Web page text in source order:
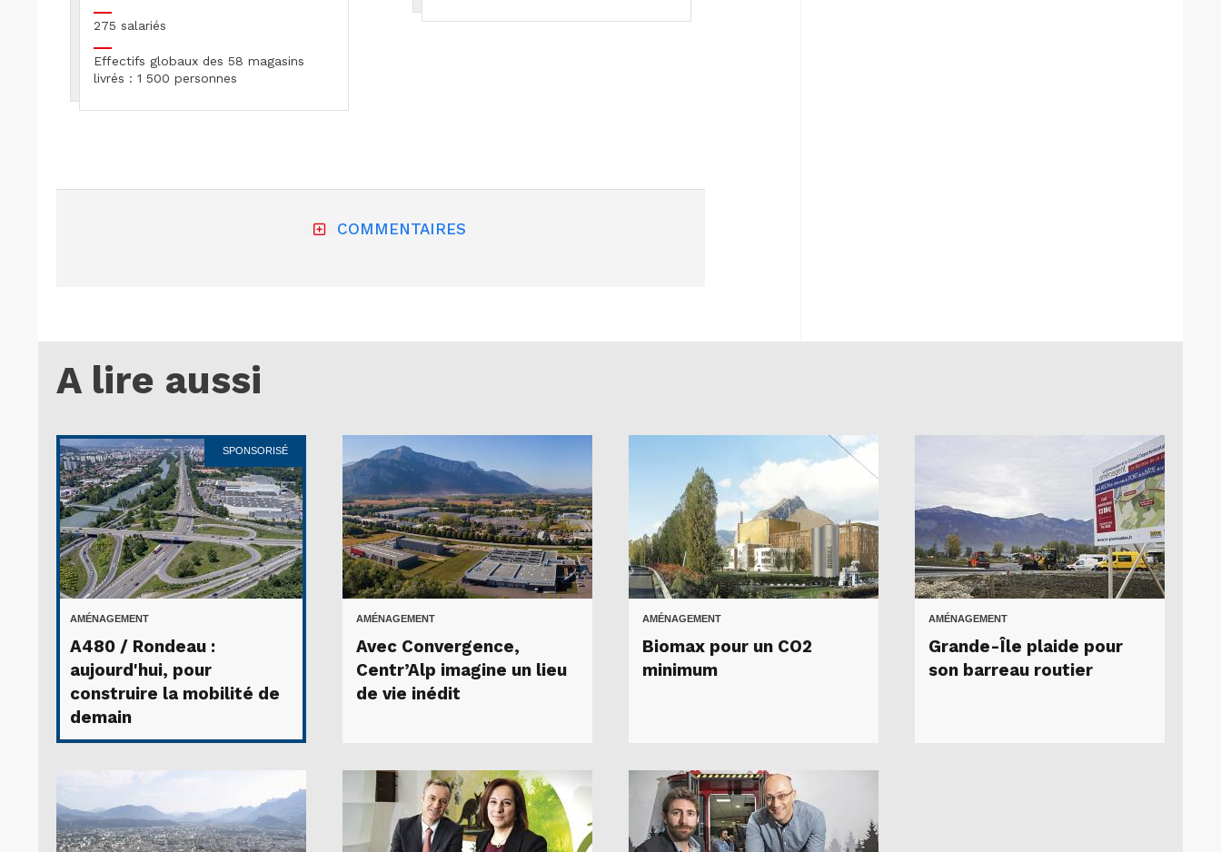
275 salariés
Effectifs globaux des 58 magasins
livrés : 1 500 personnes
COMMENTAIRES
A lire aussi
SPONSORISÉ
AMÉNAGEMENT
A480 / Rondeau :
aujourd'hui, pour
construire la mobilité de
demain
AMÉNAGEMENT
Avec Convergence,
Centr’Alp imagine un lieu
de vie inédit
AMÉNAGEMENT
Biomax pour un CO2
minimum
AMÉNAGEMENT
Grande-Île plaide pour
son barreau routier